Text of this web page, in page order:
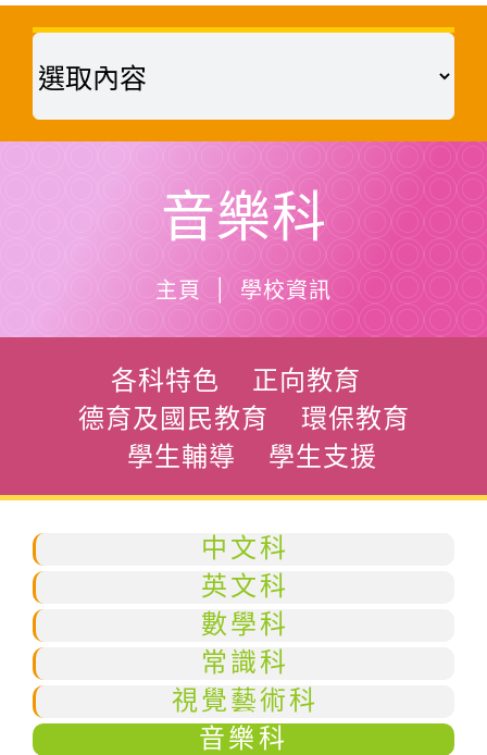
音樂科
主頁 | 學校資訊
各科特色
正向教育
德育及國民教育
環保教育
學生輔導
學生支援
中文科
英文科
數學科
常識科
視覺藝術科
音樂科